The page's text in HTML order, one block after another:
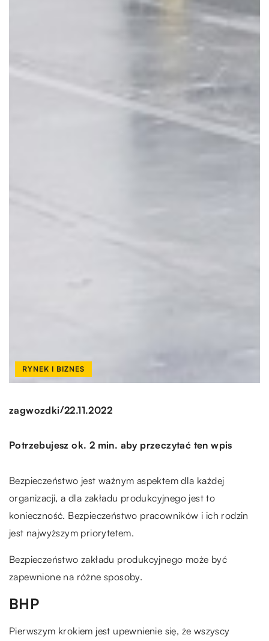
RYNEK I BIZNES
zagwozdki/22.11.2022
Potrzebujesz ok. 2 min. aby przeczytać ten wpis
Bezpieczeństwo jest ważnym aspektem dla każdej
organizacji, a dla zakładu produkcyjnego jest to
konieczność. Bezpieczeństwo pracowników i ich rodzin
jest najwyższym priorytetem.
Bezpieczeństwo zakładu produkcyjnego może być
zapewnione na różne sposoby.
BHP
Pierwszym krokiem jest upewnienie się, że wszyscy